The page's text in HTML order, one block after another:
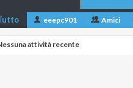
eeepc901 Amici
attività recente